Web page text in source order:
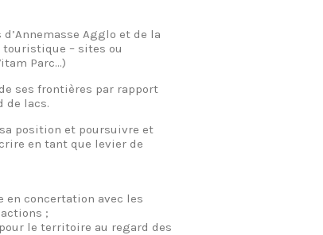
Agglo et de la
touristique – sites ou
Parc…)
ses frontières par rapport
de lacs.
position et poursuivre et
en tant que levier de
en concertation avec les
;
le territoire au regard des